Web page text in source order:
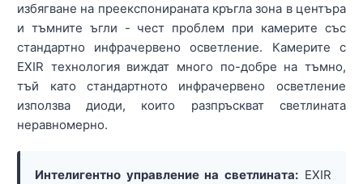
избягване на преекспонираната кръгла зона в центъра
и тъмните ъгли - чест проблем при камерите със
стандартно инфрачервено осветление. Камерите с
EXIR технология виждат много по-добре на тъмно,
тъй като стандартното инфрачервено осветление
използва диоди, които разпръскват светлината
неравномерно.
Интелигентно управление на светлината: EXIR